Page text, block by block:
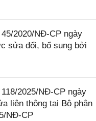
2020/NĐ-CP ngày
sửa đổi, bổ sung bởi
2025/NĐ-CP ngày
liên thông tại Bộ phận
NĐ-CP